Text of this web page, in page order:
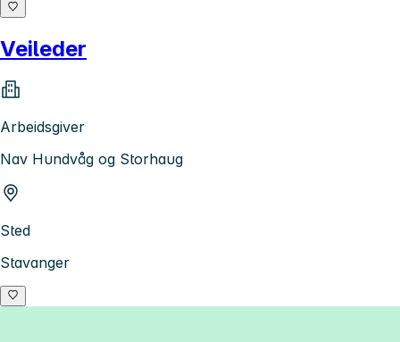
Veileder
Arbeidsgiver
Nav Hundvåg og Storhaug
Sted
Stavanger